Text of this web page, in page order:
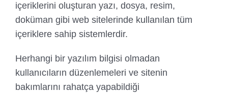
içeriklerini oluşturan yazı, dosya, resim,
doküman gibi web sitelerinde kullanılan tüm
içeriklere sahip sistemlerdir.
Herhangi bir yazılım bilgisi olmadan
kullanıcıların düzenlemeleri ve sitenin
bakımlarını rahatça yapabildiği